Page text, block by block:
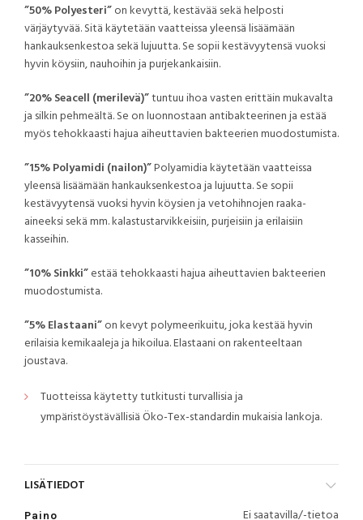
”50% Polyesteri”on kevyttä, kestävää sekä helposti
värjäytyvää. Sitä käytetään vaatteissa yleensä lisäämään
hankauksenkestoa sekä lujuutta. Se sopii kestävyytensä vuoksi
hyvin köysiin, nauhoihin ja purjekankaisiin.
”20% Seacell (merilevä)”tuntuu ihoa vasten erittäin mukavalta
ja silkin pehmeältä. Se on luonnostaan antibakteerinen ja estää
myös tehokkaasti hajua aiheuttavien bakteerien muodostumista.
”15% Polyamidi (nailon)”Polyamidia käytetään vaatteissa
yleensä lisäämään hankauksenkestoa ja lujuutta. Se sopii
kestävyytensä vuoksi hyvin köysien ja vetohihnojen raaka-
aineeksi sekä mm. kalastustarvikkeisiin, purjeisiin ja erilaisiin
kasseihin.
”10% Sinkki”estää tehokkaasti hajua aiheuttavien bakteerien
muodostumista.
”5% Elastaani”on kevyt polymeerikuitu, joka kestää hyvin
erilaisia kemikaaleja ja hikoilua. Elastaani on rakenteeltaan
joustava.
Tuotteissa käytetty tutkitusti turvallisia ja
ympäristöystävällisiä Öko-Tex-standardin mukaisia lankoja.
LISÄTIEDOT
Paino Ei saatavilla/-tietoa